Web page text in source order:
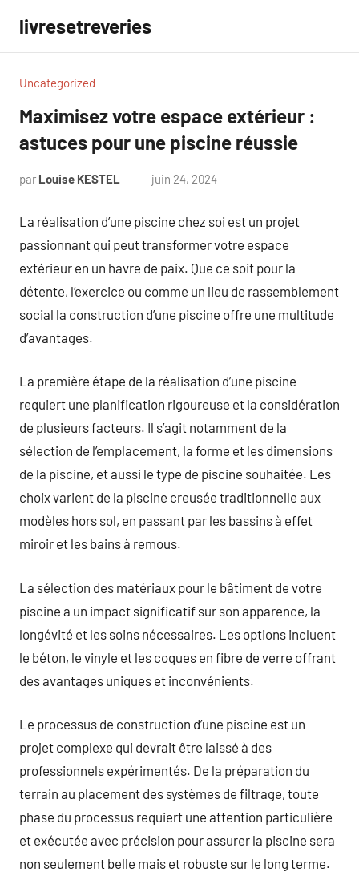
contenu
livresetreveries
Uncategorized
Maximisez votre espace extérieur :
astuces pour une piscine réussie
par Louise KESTEL juin 24, 2024
La réalisation d’une piscine chez soi est un projet
passionnant qui peut transformer votre espace
extérieur en un havre de paix. Que ce soit pour la
détente, l’exercice ou comme un lieu de rassemblement
social la construction d’une piscine offre une multitude
d’avantages.
La première étape de la réalisation d’une piscine
requiert une planification rigoureuse et la considération
de plusieurs facteurs. Il s’agit notamment de la
sélection de l’emplacement, la forme et les dimensions
de la piscine, et aussi le type de piscine souhaitée. Les
choix varient de la piscine creusée traditionnelle aux
modèles hors sol, en passant par les bassins à effet
miroir et les bains à remous.
La sélection des matériaux pour le bâtiment de votre
piscine a un impact significatif sur son apparence, la
longévité et les soins nécessaires. Les options incluent
le béton, le vinyle et les coques en fibre de verre offrant
des avantages uniques et inconvénients.
Le processus de construction d’une piscine est un
projet complexe qui devrait être laissé à des
professionnels expérimentés. De la préparation du
terrain au placement des systèmes de filtrage, toute
phase du processus requiert une attention particulière
et exécutée avec précision pour assurer la piscine sera
non seulement belle mais et robuste sur le long terme.